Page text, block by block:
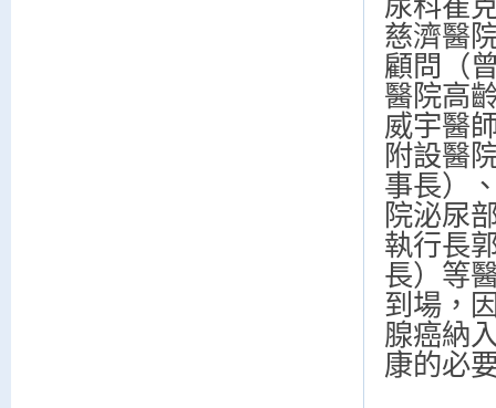
尿科崔
慈濟醫
顧問（
醫院高
威宇醫
附設醫
事長）
院泌尿
執行長
長）等
到場，
腺癌納
康的必